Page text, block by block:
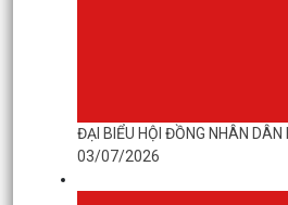
ĐẠI BIỂU HỘI ĐỒNG NHÂN
03/07/2026